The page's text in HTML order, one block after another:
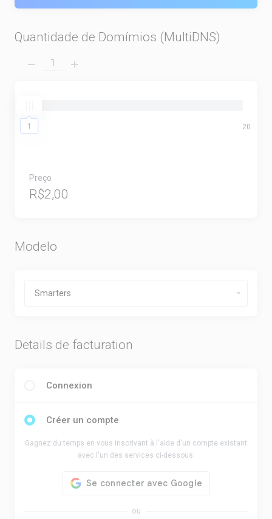
Quantidade de Domímios (MultiDNS)
1 20
Preço
R$2,00
Modelo
Details de facturation
Connexion
Créer un compte
Gagnez du temps en vous inscrivant à l'aide d'un compte existant
avec l'un des services ci-dessous.
ou